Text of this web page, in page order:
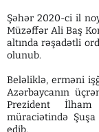
Şəhər 2020-ci il
Müzəffər Ali Baş
altında rəşadətli
olunub.
Beləliklə, erməni
Azərbaycanın
Prezident
müraciətində
edib.